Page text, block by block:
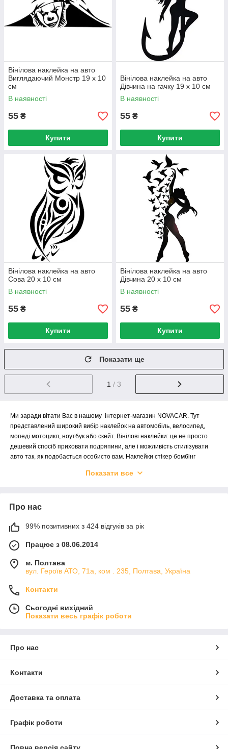
Вінілова наклейка на авто
Виглядаючий Монстр 19 х 10
см
В наявності
55 ₴
Купити
Вінілова наклейка на авто
Дівчина на гачку 19 х 10 см
В наявності
55 ₴
Купити
Вінілова наклейка на авто
Сова 20 х 10 см
В наявності
55 ₴
Купити
Вінілова наклейка на авто
Дівчина 20 х 10 см
В наявності
55 ₴
Купити
Показати ще
1 / 3
Ми заради вітати Вас в нашому інтернет-магазин NOVACAR. Тут
представлений широкий вибір наклейок на автомобіль, велосипед,
мопеді мотоцикл, ноутбук або скейт. Вінілові наклейки: це не просто
дешевий спосіб приховати подряпини, але і можливість стилізувати
авто так, як подобається особисто вам. Наклейки стікер бомбінг
методом плоттерною різання з автомобільного вінілу. Стікери бомбінг
Ви знайдете найцікавіші наклейки. Пропонуємо великий асортимент
Показати все
Про нас
99% позитивних з 424 відгуків за рік
Працює з 08.06.2014
м. Полтава
вул. Героїв АТО, 71а, ком . 235, Полтава, Україна
Контакти
Сьогодні вихідний
Показати весь графік роботи
Про нас
Контакти
Доставка та оплата
Графік роботи